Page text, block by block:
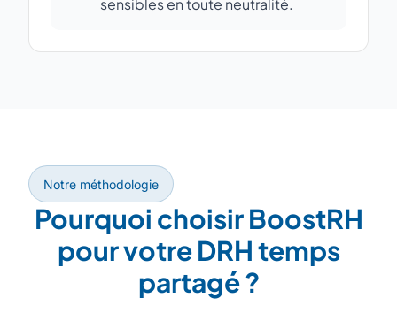
sensibles en toute neutralité.
Notre méthodologie
Pourquoi choisir BoostRH
pour votre DRH temps
partagé ?